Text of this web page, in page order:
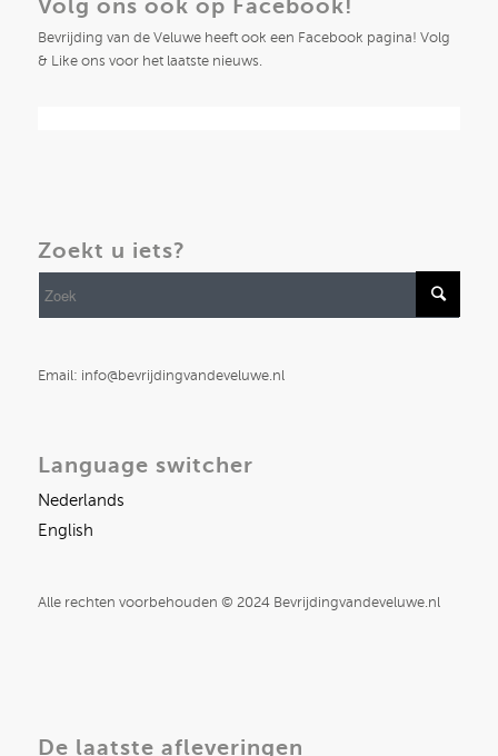
Volg ons ook op Facebook!
Bevrijding van de Veluwe heeft ook een Facebook pagina! Volg
& Like ons voor het laatste nieuws.
Zoekt u iets?
Email: info@bevrijdingvandeveluwe.nl
Language switcher
Nederlands
English
Alle rechten voorbehouden © 2024 Bevrijdingvandeveluwe.nl
De laatste afleveringen